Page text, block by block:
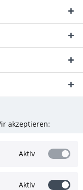
akzeptieren:
Aktiv
Aktiv